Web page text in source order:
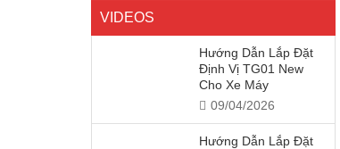
VIDEOS
Hướng Dẫn Lắp Đặt
Định Vị TG01 New
Cho Xe Máy
09/04/2026
Hướng Dẫn Lắp Đặt